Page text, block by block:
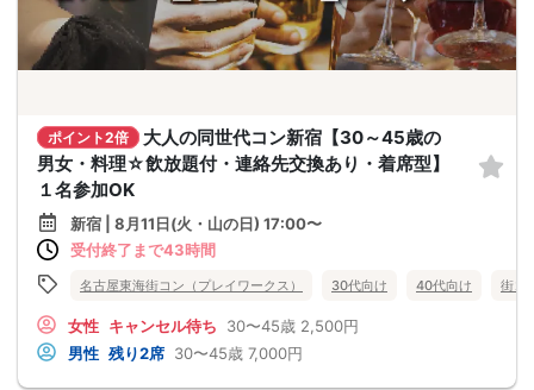
ポイント2倍
大人の同世代コン新宿【30～45歳の
男女・料理☆飲放題付・連絡先交換あり・着席型】
１名参加OK
新宿 | 8月11日(火・山の日) 17:00〜
受付終了まで43時間
名古屋東海街コン（プレイワークス） 30代向け 40代向け 街コ
女性 キャンセル待ち 30〜45歳 2,500円
男性 残り2席 30〜45歳 7,000円